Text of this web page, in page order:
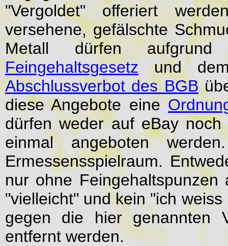
"Vergoldet" offeriert
versehene, gefälschte
Metall dürfen
Feingehaltsgesetz und
Abschlussverbot des BGB
diese Angebote eine
dürfen weder auf eBay
einmal angeboten
Ermessensspielraum.
nur ohne
"vielleicht" und kein "ich
gegen die hier genannten
entfernt werden.